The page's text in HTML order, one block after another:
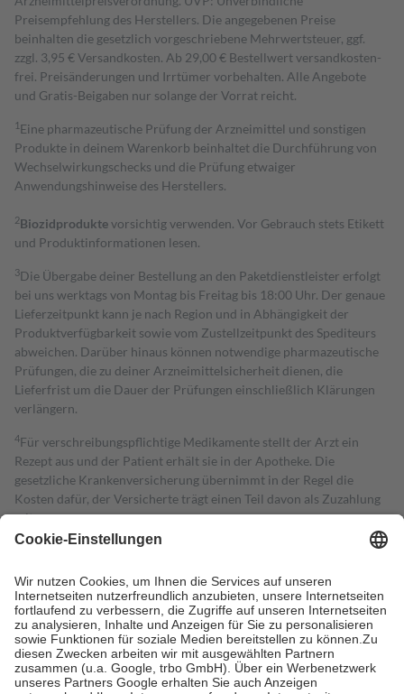
Preisempfehlung des Herstellers. Die angegebenen Preise
beinhalten die gesetzlich vorgeschriebene Mehrwertsteuer, ggf.
zzgl. 3,95 € Versandkosten. Ab 29,00 € Bestell­wert versand­kosten­
frei. Preisänderungen und Irrtümer vorbehalten. Alle Angebote
und Gratis-Beigaben nur solange der Vorrat reicht.
1 Eine pharmazeutische Prüfung der Arzneimittel und sonstigen
Produkte in deinem Warenkorb beinhaltet die Durchführung von
Wechselwirkungschecks und die Prüfung etwaiger
Anwendungshinweise des Herstellers.
2Biozidproduktevorsichtig verwenden. Vor Gebrauch stets Etikett
und Produktinformationen lesen.
3Die Übergabe deiner Bestellung an den Paketdienstleister erfolgt
bei uns werktags von Montag bis Freitag bis 18:00 Uhr. Der genaue
Lieferzeitpunkt kann je nach Region und in Abhängigkeit der
Produktverfügbarkeit sowie vom Zustellzeitpunkt des Spediteurs
abweichen. Darüber hinaus können notwendige pharmazeutische
Prüfungen, die zu deiner Arzneimittelsicherheit dienen, die
Lieferfrist um die Dauer der Prüfungen einschließlich Klärungen
verlängern.
4Für verschreibungspflichtige Medikamente stellt der Arzt ein
Rezept aus und der Patient erhält sie in der Apotheke. Die
gesetzliche Krankenversicherung übernimmt in der Regel die
Kosten dafür, der Versicherte trägt einen Teil davon als Zuzahlung
mit.
Grundsätzlich leisten Mitglieder Zuzahlungen in Höhe von zehn
höchstens zehn Euro.
Es sind jedoch nie mehr als die tatsächlichen
Kosten der Leistung zu entrichten.
Diese Regeln gelten grundsätzlich auch für Online-Apotheken.
Bei Heilmitteln und häuslicher Krankenpflege beträgt die
Zuzahlung zehn Prozent der Kosten sowie zehn Euro je
Verordnung.
Um das Engagement der Versicherten für ihre eigene Gesundheit zu